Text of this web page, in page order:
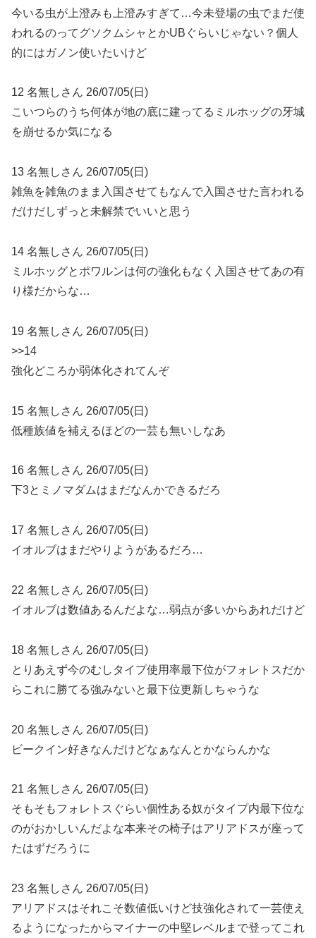
今いる虫が上澄みも上澄みすぎて…今未登場の虫でまだ使
われるのってグソクムシャとかUBぐらいじゃない？個人
的にはガノン使いたいけど
12 名無しさん 26/07/05(日)
こいつらのうち何体が地の底に建ってるミルホッグの牙城
を崩せるか気になる
13 名無しさん 26/07/05(日)
雑魚を雑魚のまま入国させてもなんで入国させた言われる
だけだしずっと未解禁でいいと思う
14 名無しさん 26/07/05(日)
ミルホッグとポワルンは何の強化もなく入国させてあの有
り様だからな…
19 名無しさん 26/07/05(日)
>>14
強化どころか弱体化されてんぞ
15 名無しさん 26/07/05(日)
低種族値を補えるほどの一芸も無いしなあ
16 名無しさん 26/07/05(日)
下3とミノマダムはまだなんかできるだろ
17 名無しさん 26/07/05(日)
イオルブはまだやりようがあるだろ…
22 名無しさん 26/07/05(日)
イオルブは数値あるんだよな…弱点が多いからあれだけど
18 名無しさん 26/07/05(日)
とりあえず今のむしタイプ使用率最下位がフォレトスだか
らこれに勝てる強みないと最下位更新しちゃうな
20 名無しさん 26/07/05(日)
ビークイン好きなんだけどなぁなんとかならんかな
21 名無しさん 26/07/05(日)
そもそもフォレトスぐらい個性ある奴がタイプ内最下位な
のがおかしいんだよな本来その椅子はアリアドスが座って
たはずだろうに
23 名無しさん 26/07/05(日)
アリアドスはそれこそ数値低いけど技強化されて一芸使え
るようになったからマイナーの中堅レベルまで登ってこれ